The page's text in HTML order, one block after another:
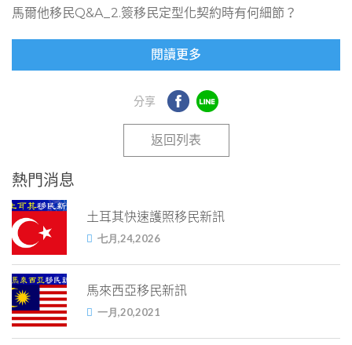
馬爾他移民Q&A_2.簽移民定型化契約時有何細節？
閱讀更多
返回列表
熱門消息
土耳其快速護照移民新訊
七月,24,2026
馬來西亞移民新訊
一月,20,2021